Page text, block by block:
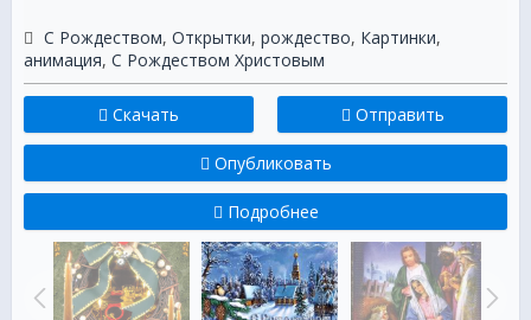
С Рождеством, Открытки, рождество, Картинки,
анимация, C Рождеством Христовым
Скачать Отправить
Опубликовать
Подробнее